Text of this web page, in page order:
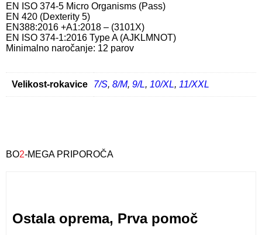
EN ISO 374-5 Micro Organisms (Pass)
EN 420 (Dexterity 5)
EN388:2016 +A1:2018 – (3101X)
EN ISO 374-1:2016 Type A (AJKLMNOT)
Minimalno naročanje: 12 parov
Velikost-rokavice 7/S, 8/M, 9/L, 10/XL, 11/XXL
BO2-MEGA PRIPOROČA
Ostala oprema, Prva pomoč